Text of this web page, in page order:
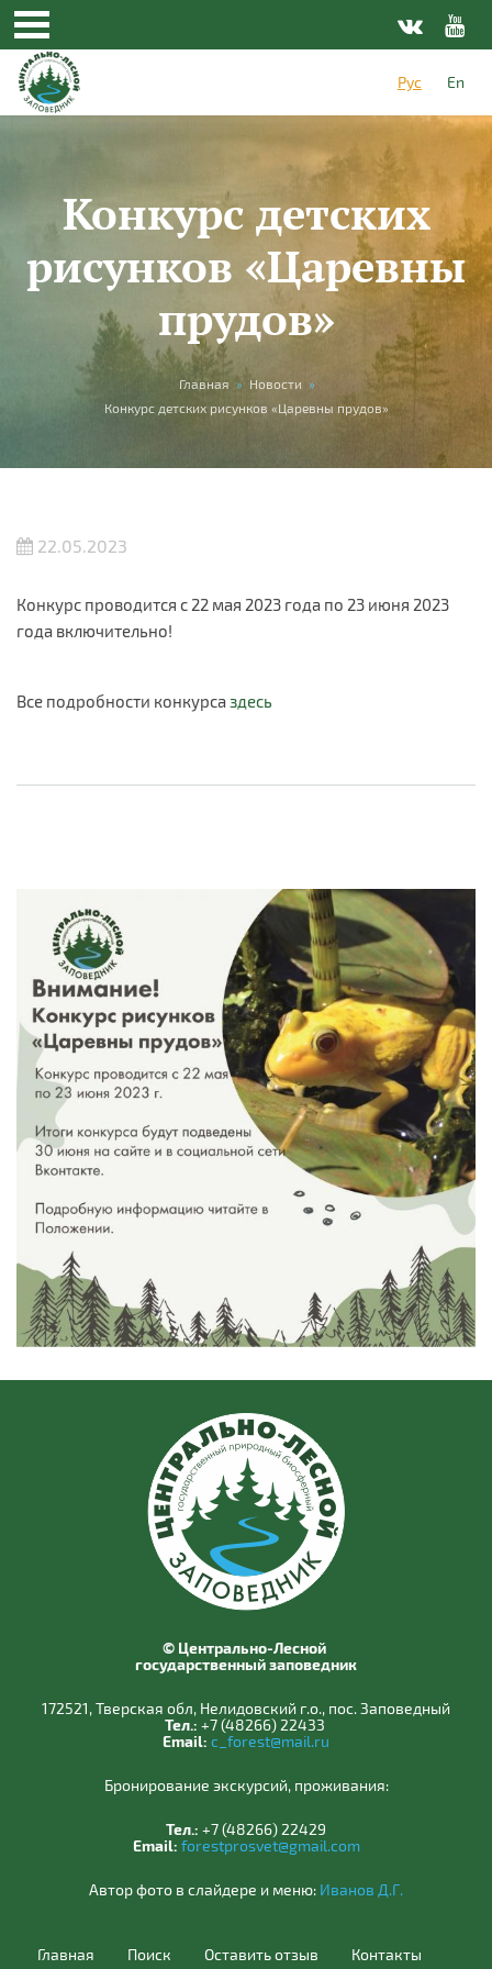
Перейти к основному содержанию
Рус
En
Конкурс детских
рисунков «Царевны
прудов»
Вы здесь Главная » Новости »
Конкурс детских рисунков «Царевны прудов»
22.05.2023
Конкурс проводится с 22 мая 2023 года по 23 июня 2023
года включительно!
Все подробности конкурсаздесь
© Центрально-Лесной
государственный заповедник
172521, Тверская обл, Нелидовский г.о., пос. Заповедный
Тел.: +7 (48266) 22433
Email: c_forest@mail.ru
Бронирование экскурсий, проживания:
Тел.: +7 (48266) 22429
Email: forestprosvet@gmail.com
Автор фото в слайдере и меню: Иванов Д.Г.
Главная Поиск Оставить отзыв Контакты